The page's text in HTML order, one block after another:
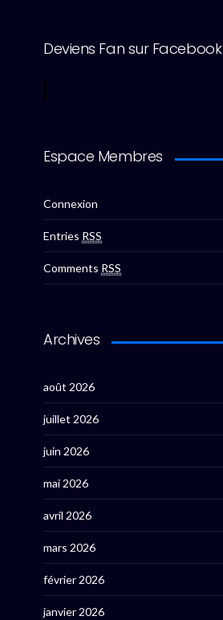
Deviens Fan sur Facebook
Espace Membres
Connexion
Entries RSS
Comments RSS
Archives
août 2026
juillet 2026
juin 2026
mai 2026
avril 2026
mars 2026
février 2026
janvier 2026